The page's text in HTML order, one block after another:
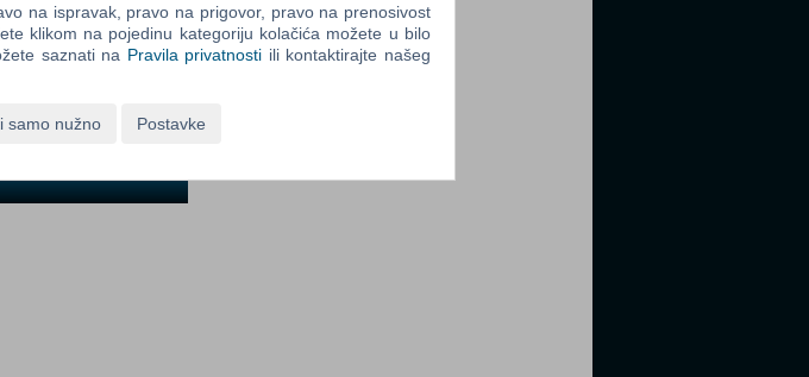
na ispravak, pravo na prigovor, pravo na prenosivost
klikom na pojedinu kategoriju kolačića možete u bilo
saznati na Pravila privatnosti ili kontaktirajte našeg
samo nužno Postavke